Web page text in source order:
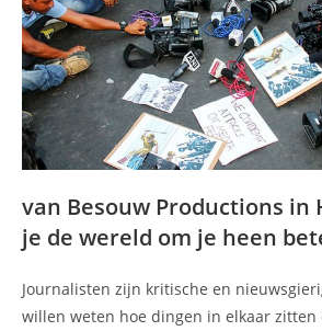
van Besouw Productions
je de wereld om je heen
Journalisten zijn kritische en
willen weten hoe dingen in elkaar zitten